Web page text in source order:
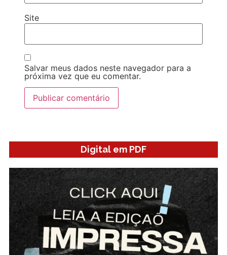
Site
Salvar meus dados neste navegador para a
próxima vez que eu comentar.
Digital em PDF